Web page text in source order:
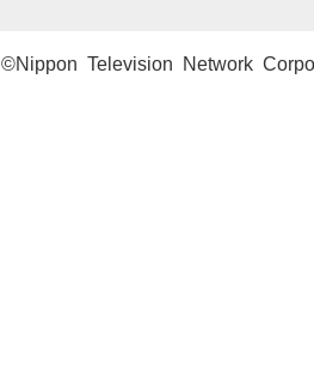
©Nippon Television Network